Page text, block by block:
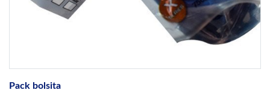
Pack bolsita